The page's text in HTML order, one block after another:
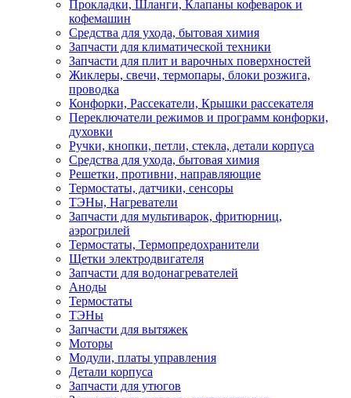
Прокладки, Шланги, Клапаны кофеварок и
кофемашин
Средства для ухода, бытовая химия
Запчасти для климатической техники
Запчасти для плит и варочных поверхностей
Жиклеры, свечи, термопары, блоки розжига,
проводка
Конфорки, Рассекатели, Крышки рассекателя
Переключатели режимов и программ конфорки,
духовки
Ручки, кнопки, петли, стекла, детали корпуса
Средства для ухода, бытовая химия
Решетки, противни, направляющие
Термостаты, датчики, сенсоры
ТЭНы, Нагреватели
Запчасти для мультиварок, фритюрниц,
аэрогрилей
Термостаты, Термопредохранители
Щетки электродвигателя
Запчасти для водонагревателей
Аноды
Термостаты
ТЭНы
Запчасти для вытяжек
Моторы
Модули, платы управления
Детали корпуса
Запчасти для утюгов